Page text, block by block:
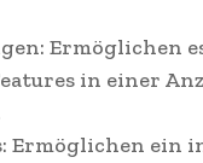
Ermöglichen
in einer
Ermöglichen ein